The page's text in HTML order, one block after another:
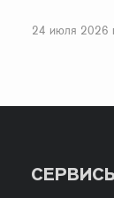
24 июля 2026